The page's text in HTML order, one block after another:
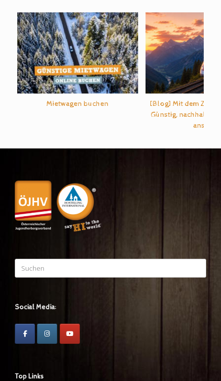
Mietwagen buchen
[Blog] Mit dem Zug
Günstig, nachhaltig
ans Ziel
nach:
Social Media:
Top Links